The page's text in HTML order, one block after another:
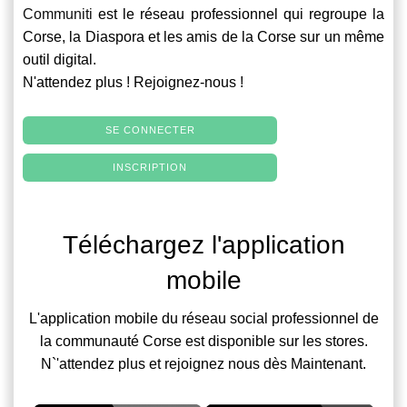
Communiti est le réseau professionnel qui regroupe la
Corse, la Diaspora et les amis de la Corse sur un même
outil digital.
N'attendez plus ! Rejoignez-nous !
SE CONNECTER
INSCRIPTION
Téléchargez l'application
mobile
L'application mobile du réseau social professionnel de
la communauté Corse est disponible sur les stores.
N`'attendez plus et rejoignez nous dès Maintenant.